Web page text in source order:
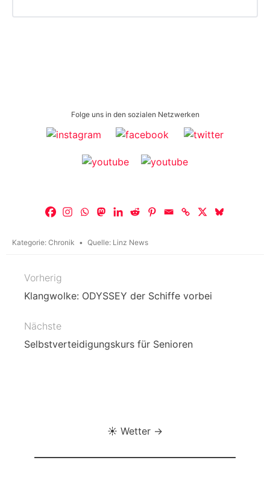
Folge uns in den sozialen Netzwerken
Kategorie: Chronik Quelle: Linz News
Beitragsnavigation
Vorherig
Klangwolke: ODYSSEY der Schiffe vorbei
Nächste
Selbstverteidigungskurs für Senioren
☀️ Wetter →